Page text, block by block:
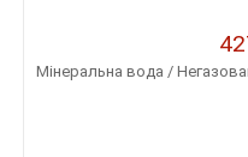
Мінеральна вода /